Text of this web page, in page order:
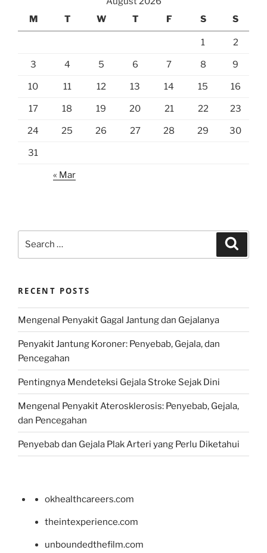
M
T W T F S S
1 2
3 4 5 6 7 8 9
10 11 12 13 14 15 16
17 18 19 20 21 22 23
24 25 26 27 28 29 30
31
« Mar
RECENT POSTS
Mengenal Penyakit Gagal Jantung dan Gejalanya
Penyakit Jantung Koroner: Penyebab, Gejala, dan
Pencegahan
Pentingnya Mendeteksi Gejala Stroke Sejak Dini
Mengenal Penyakit Aterosklerosis: Penyebab, Gejala,
dan Pencegahan
Penyebab dan Gejala Plak Arteri yang Perlu Diketahui
okhealthcareers.com
theintexperience.com
unboundedthefilm.com